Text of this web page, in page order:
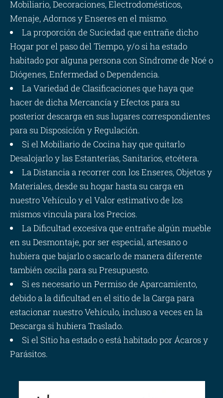
Mobiliario, Decoraciones, Electrodomésticos,
Menaje, Adornos y Enseres en el mismo.
La proporción de Suciedad que entrañe dicho
Hogar por el paso del Tiempo, y/o si ha estado
habitado por alguna persona con Síndrome de Noé o
Diógenes, Enfermedad o Dependencia.
La Variedad de Clasificaciones que haya que
hacer de dicha Mercancía y Efectos para su
posterior descarga en sus lugares correspondientes
para su Disposición y Regulación.
Si el Mobiliario de Cocina hay que quitarlo
Desalojarlo y las Estanterías, Sanitarios, etcétera.
La Distancia a recorrer con los Enseres, Objetos y
Materiales, desde su hogar hasta su carga en
nuestro Vehículo y el Valor estimativo de los
mismos vincula para los Precios.
La Dificultad excesiva que entrañe algún mueble
en su Desmontaje, por ser especial, artesano o
hubiera que bajarlo o sacarlo de manera diferente
también oscila para su Presupuesto.
Si es necesario un Permiso de Aparcamiento,
debido a la dificultad en el sitio de la Carga para
estacionar nuestro Vehículo, incluso a veces en la
Descarga si hubiera Traslado.
Si el Sitio ha estado o está habitado por Ácaros y
Parásitos.